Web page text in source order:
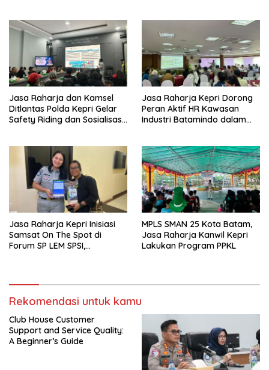
Jasa Raharja dan Kamsel
Ditlantas Polda Kepri Gelar
Safety Riding dan Sosialisasi
Indonesia
Jasa Raharja Kepri Dorong
Peran Aktif HR Kawasan
Industri Batamindo dalam
Jasa Raharja Kepri Inisiasi
Samsat On The Spot di
Forum SP LEM SPSI,
MPLS SMAN 25 Kota Batam,
Jasa Raharja Kanwil Kepri
Lakukan Program PPKL
Rekomendasi untuk kamu
Club House Customer
Support and Service Quality:
A Beginner’s Guide